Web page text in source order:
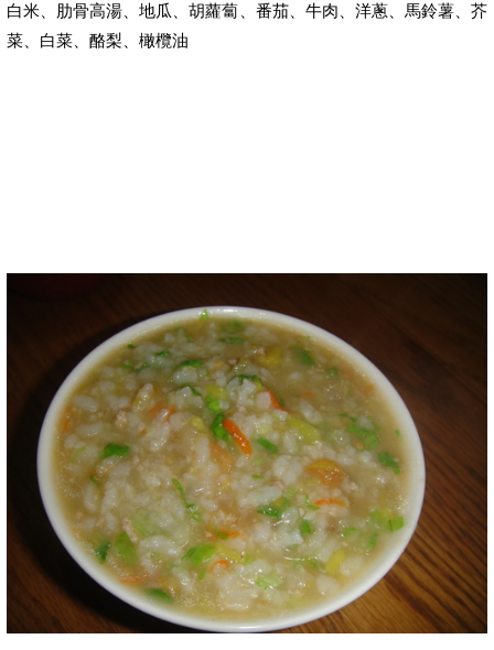
白米、肋骨高湯、地瓜、胡蘿蔔、番茄、牛肉、洋蔥、馬鈴薯、芥
菜、白菜、酪梨、橄欖油